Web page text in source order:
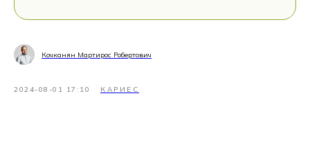
Кочканян Мартирос Робертович
2024-08-01 17:10 КАРИЕС